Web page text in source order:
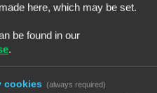
here, which may be set.
be found in our
.
cookies (always required)